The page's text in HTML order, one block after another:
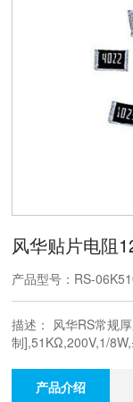
风华贴片电阻
产品型号：RS-
描述： 风华RS常规
制],51KΩ,200V,1/
产品介绍